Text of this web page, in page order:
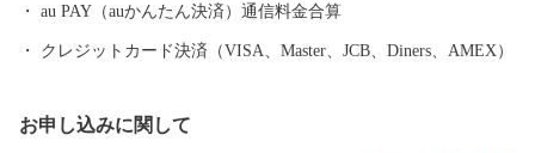
au PAY（auかんたん決済）通信料金合算
クレジットカード決済（VISA、Master、JCB、Diners、AMEX）
お申し込みに関して